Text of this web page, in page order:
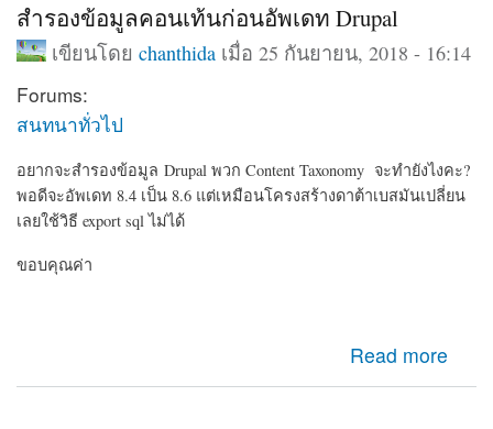
สำรองข้อมูลคอนเท้นก่อนอัพเดท Drupal
เขียนโดย chanthidaเมื่อ 25 กันยายน, 2018 - 16:14
Forums:
สนทนาทั่วไป
อยากจะสำรองข้อมูล Drupal พวก Content Taxonomy จะทำยังไงคะ?
พอดีจะอัพเดท 8.4 เป็น 8.6 แต่เหมือนโครงสร้างดาต้าเบสมันเปลี่ยน
เลยใช้วิธี export sql ไม่ได้
ขอบคุณค่า
Read more
about สำรองข้อมูลคอนเท้นก่อนอัพเดท Drupal